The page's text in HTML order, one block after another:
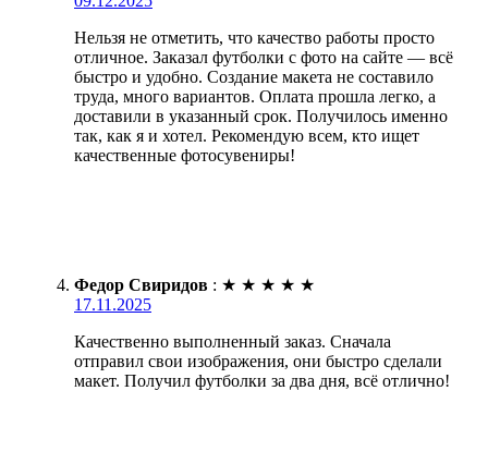
Нельзя не отметить, что качество работы просто
отличное. Заказал футболки с фото на сайте — всё
быстро и удобно. Создание макета не составило
труда, много вариантов. Оплата прошла легко, а
доставили в указанный срок. Получилось именно
так, как я и хотел. Рекомендую всем, кто ищет
качественные фотосувениры!
Федор Свиридов : ★ ★ ★ ★ ★
17.11.2025
Качественно выполненный заказ. Сначала
отправил свои изображения, они быстро сделали
макет. Получил футболки за два дня, всё отлично!